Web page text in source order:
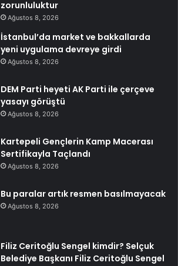
zorunluluktur
Ağustos 8, 2026
İstanbul’da market ve bakkallarda
yeni uygulama devreye girdi
Ağustos 8, 2026
DEM Parti heyeti AK Parti ile çerçeve
yasayı görüştü
Ağustos 8, 2026
Kartepeli Gençlerin Kamp Macerası
Sertifikayla Taçlandı
Ağustos 8, 2026
Bu paralar artık resmen basılmayacak
Ağustos 8, 2026
Filiz Ceritoğlu Sengel kimdir? Selçuk
Belediye Başkanı Filiz Ceritoğlu Sengel